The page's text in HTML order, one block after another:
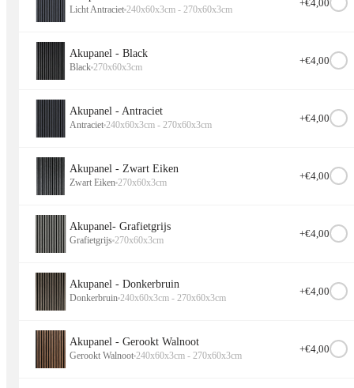
Licht Antraciet 240x60x3cm - 270x60x3cm
+€4,00
Akupanel - Black
Black 270x60x3cm
+€4,00
Akupanel - Antraciet
Antraciet 240x60x3cm - 270x60x3cm
+€4,00
Akupanel - Zwart Eiken
Zwart Eiken 270x60x3cm
+€4,00
Akupanel- Grafietgrijs
Grafietgrijs 270x60x3cm
+€4,00
Akupanel - Donkerbruin
Donkerbruin 240x60x3cm - 270x60x3cm
+€4,00
Akupanel - Gerookt Walnoot
Gerookt Walnoot 240x60x3cm - 270x60x3cm
+€4,00